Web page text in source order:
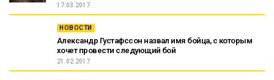
17.03.2017
НОВОСТИ
Александр Густафссон назвал имя бойца, с которым
хочет провести следующий бой
21.02.2017